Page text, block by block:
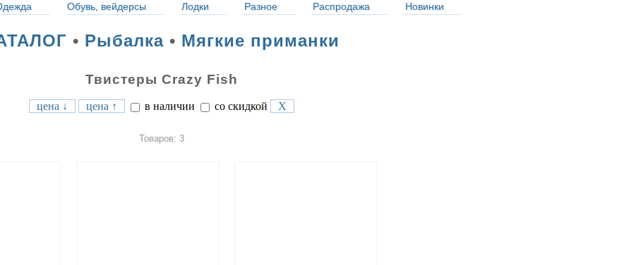
Обувь, вейдерсы Лодки Разное Распродажа Новинки
• Рыбалка • Мягкие приманки
Твистеры Crazy Fish
цена ↓ цена ↑ в наличии со скидкой X
Товаров: 3